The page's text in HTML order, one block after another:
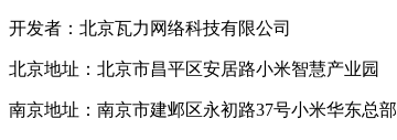
开发者：北京瓦力网络科技有限公司
北京地址：北京市昌平区安居路小米智慧产业园
南京地址：南京市建邺区永初路37号小米华东总部